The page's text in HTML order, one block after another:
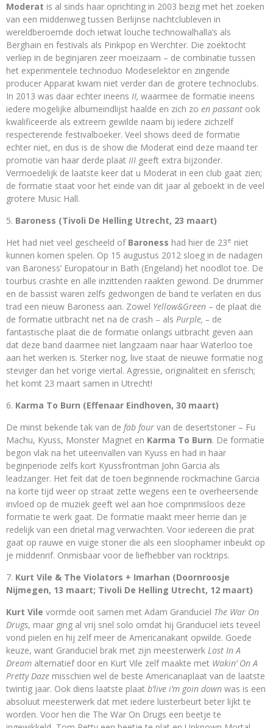
Moderat is al sinds haar oprichting in 2003 bezig met het zoeken
van een middenweg tussen Berlijnse nachtclubleven in
wereldberoemde doch ietwat louche technowalhalla’s als
Berghain en festivals als Pinkpop en Werchter. Die zoektocht
verliep in de beginjaren zeer moeizaam – de combinatie tussen
het experimentele technoduo Modeselektor en zingende
producer Apparat kwam niet verder dan de grotere technoclubs.
In 2013 was daar echter ineens II, waarmee de formatie ineens
iedere mogelijke albumeindlijst haalde en zich zo en passant ook
kwalificeerde als extreem gewilde naam bij iedere zichzelf
respecterende festivalboeker. Veel shows deed de formatie
echter niet, en dus is de show die Moderat eind deze maand ter
promotie van haar derde plaat III geeft extra bijzonder.
Vermoedelijk de laatste keer dat u Moderat in een club gaat zien;
de formatie staat voor het einde van dit jaar al geboekt in de veel
grotere Music Hall.
Baroness (Tivoli De Helling Utrecht, 23 maart)
Het had niet veel gescheeld of Baroness had hier de 23e niet
kunnen komen spelen. Op 15 augustus 2012 sloeg in de nadagen
van Baroness’ Europatour in Bath (Engeland) het noodlot toe. De
tourbus crashte en alle inzittenden raakten gewond. De drummer
en de bassist waren zelfs gedwongen de band te verlaten en dus
trad een nieuw Baroness aan. Zowel Yellow&Green – de plaat die
de formatie uitbracht net na de crash – als Purple, – de
fantastische plaat die de formatie onlangs uitbracht geven aan
dat deze band daarmee niet langzaam naar haar Waterloo toe
aan het werken is. Sterker nog, live staat de nieuwe formatie nog
steviger dan het vorige viertal. Agressie, originaliteit en sferisch;
het komt 23 maart samen in Utrecht!
Karma To Burn (Effenaar Eindhoven, 30 maart)
De minst bekende tak van de fab four van de desertstoner – Fu
Machu, Kyuss, Monster Magnet en Karma To Burn. De formatie
begon vlak na het uiteenvallen van Kyuss en had in haar
beginperiode zelfs kort Kyussfrontman John Garcia als
leadzanger. Het feit dat de toen beginnende rockmachine Garcia
na korte tijd weer op straat zette wegens een te overheersende
invloed op de muziek geeft wel aan hoe comprimisloos deze
formatie te werk gaat. De formatie maakt meer herrie dan je
redelijk van een drietal mag verwachten. Voor iedereen die prat
gaat op rauwe en vuige stoner die als een sloophamer inbeukt op
je middenrif. Onmisbaar voor de liefhebber van rocktrips.
Kurt Vile & The Violators + Imarhan (Doornroosje
Nijmegen, 13 maart; Tivoli De Helling Utrecht, 12 maart)
Kurt Vile vormde ooit samen met Adam Granduciel The War On
Drugs, maar ging al vrij snel solo omdat hij Granduciel iets teveel
vond pielen en hij zelf meer de Americanakant opwilde. Goede
keuze, want Granduciel brak met zijn meesterwerk Lost In A
Dream alternatief door en Kurt Vile zelf maakte met Wakin’ On A
Pretty Daze misschien wel de beste Americanaplaat van de laatste
twintig jaar. Ook diens laatste plaat b’live i’m goin down was is een
absoluut meesterwerk dat met iedere luisterbeurt beter lijkt te
worden. Voor hen die The War On Drugs een beetje te